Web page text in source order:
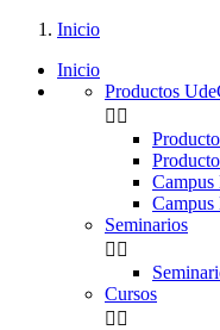
Inicio
Inicio
Productos
 
Campus
Campus
Seminarios
 
Cursos
 